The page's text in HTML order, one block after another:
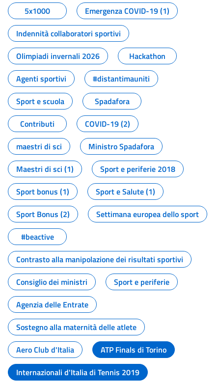
5x1000
Emergenza COVID-19 (1)
Indennità collaboratori sportivi
Olimpiadi invernali 2026
Hackathon
Agenti sportivi
#distantimauniti
Sport e scuola
Spadafora
Contributi
COVID-19 (2)
maestri di sci
Ministro Spadafora
Maestri di sci (1)
Sport e periferie 2018
Sport bonus (1)
Sport e Salute (1)
Sport Bonus (2)
Settimana europea dello sport
#beactive
Contrasto alla manipolazione dei risultati sportivi
Consiglio dei ministri
Sport e periferie
Agenzia delle Entrate
Sostegno alla maternità delle atlete
Aero Club d'Italia
ATP Finals di Torino
Internazionali d'Italia di Tennis 2019